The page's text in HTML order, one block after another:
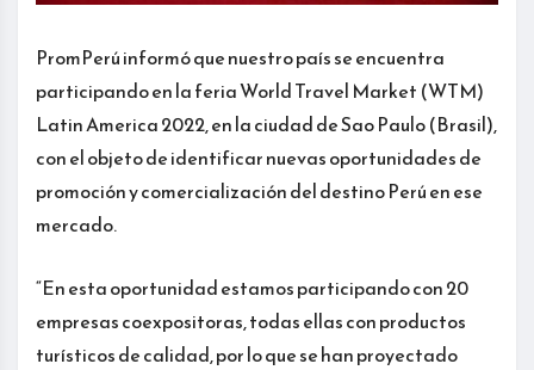
PromPerú informó que nuestro país se encuentra
participando en la feria World Travel Market (WTM)
Latin America 2022, en la ciudad de Sao Paulo (Brasil),
con el objeto de identificar nuevas oportunidades de
promoción y comercialización del destino Perú en ese
mercado.
“En esta oportunidad estamos participando con 20
empresas coexpositoras, todas ellas con productos
turísticos de calidad, por lo que se han proyectado